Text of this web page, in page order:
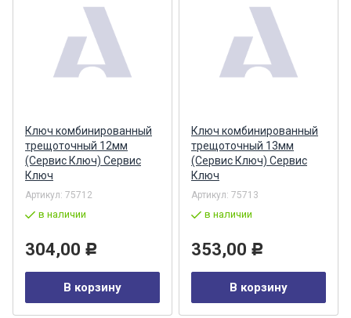
Ключ комбинированный
трещоточный 12мм
(Сервис Ключ) Сервис
Ключ
Артикул: 75712
в наличии
304,00 Р
В корзину
Ключ комбинированный
трещоточный 13мм
(Сервис Ключ) Сервис
Ключ
Артикул: 75713
в наличии
353,00 Р
В корзину